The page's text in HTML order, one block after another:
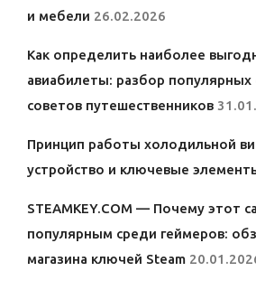
и мебели 26.02.2026
Как определить наиболее
авиабилеты: разбор популярных
советов путешественников
Принцип работы холодильной
устройство и ключевые
STEAMKEY.COM — Почему этот
популярным среди геймеров:
магазина ключей Steam